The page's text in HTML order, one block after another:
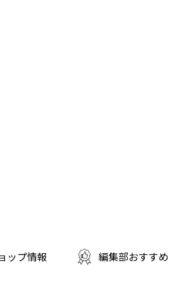
ップ情報 編集部おすすめ